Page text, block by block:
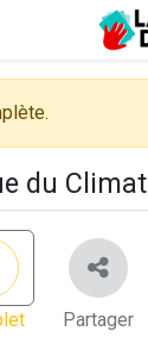
du Climat
Partager